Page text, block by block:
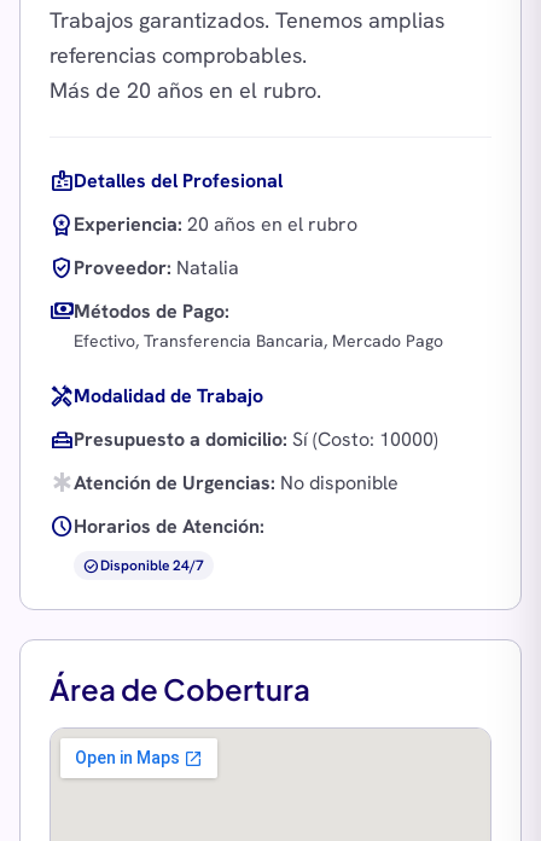
Trabajos garantizados. Tenemos amplias
referencias comprobables.
badgeDetalles del Profesional
workspace_premiumExperiencia: 20 años en el rubro
verified_userProveedor: Natalia
paymentsMétodos de Pago:
Efectivo, Transferencia Bancaria, Mercado Pago
handymanModalidad de Trabajo
home_repair_servicePresupuesto a domicilio: Sí (Costo: 10000)
emergencyAtención de Urgencias: No disponible
scheduleHorarios de Atención:
check_circleDisponible 24/7
Área de Cobertura